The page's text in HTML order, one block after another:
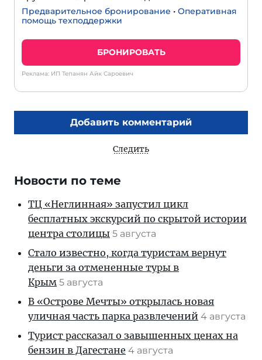
Предварительное бронирование • Оперативная
помощь техподдержки
БРОНИРОВАТЬ
Реклама: ИП Тепанян Айк Сароевич
Добавить комментарий
Следить
Новости по теме
ТЦ «Неглинная» запустил цикл
бесплатных экскурсий по скрытой истории
центра столицы 5 августа
Стало известно, когда туристам вернут
деньги за отмененные туры в
Крым 5 августа
В «Острове Мечты» открылась новая
уличная часть парка развлечений 4 августа
Турист рассказал о завышенных ценах на
бензин в Дагестане 4 августа